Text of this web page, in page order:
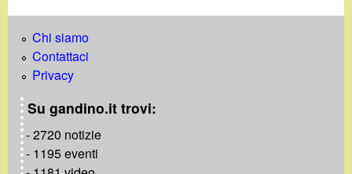
Chi siamo
Contattaci
Privacy
Su gandino.it trovi:
- 2720 notizie
- 1195 eventi